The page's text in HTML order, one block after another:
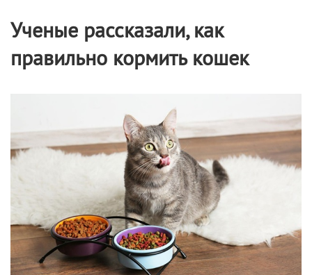
Ученые рассказали, как
правильно кормить кошек